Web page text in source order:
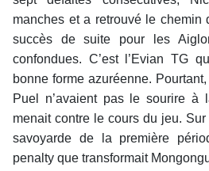
manches et a retrouvé le chemin
succès de suite pour les
confondues. C’est l’Evian TG
bonne forme azuréenne.
Puel n’avaient pas le sourire à
menait contre le cours du jeu.
savoyarde de la première
penalty que transformait